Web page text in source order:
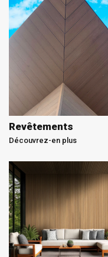
Revêtements
Découvrez-en plus